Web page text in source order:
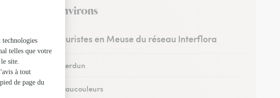
dans ses environs
Les fleuristes en Meuse du réseau Interflora
Fleuristes à Verdun
Fleuristes à Vaucouleurs